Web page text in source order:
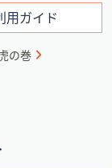
用ガイド
の巻